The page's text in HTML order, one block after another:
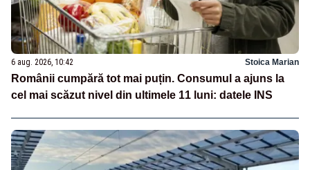
6 aug. 2026, 10:42 Stoica Marian
Românii cumpără tot mai puțin. Consumul a ajuns la
cel mai scăzut nivel din ultimele 11 luni: datele INS